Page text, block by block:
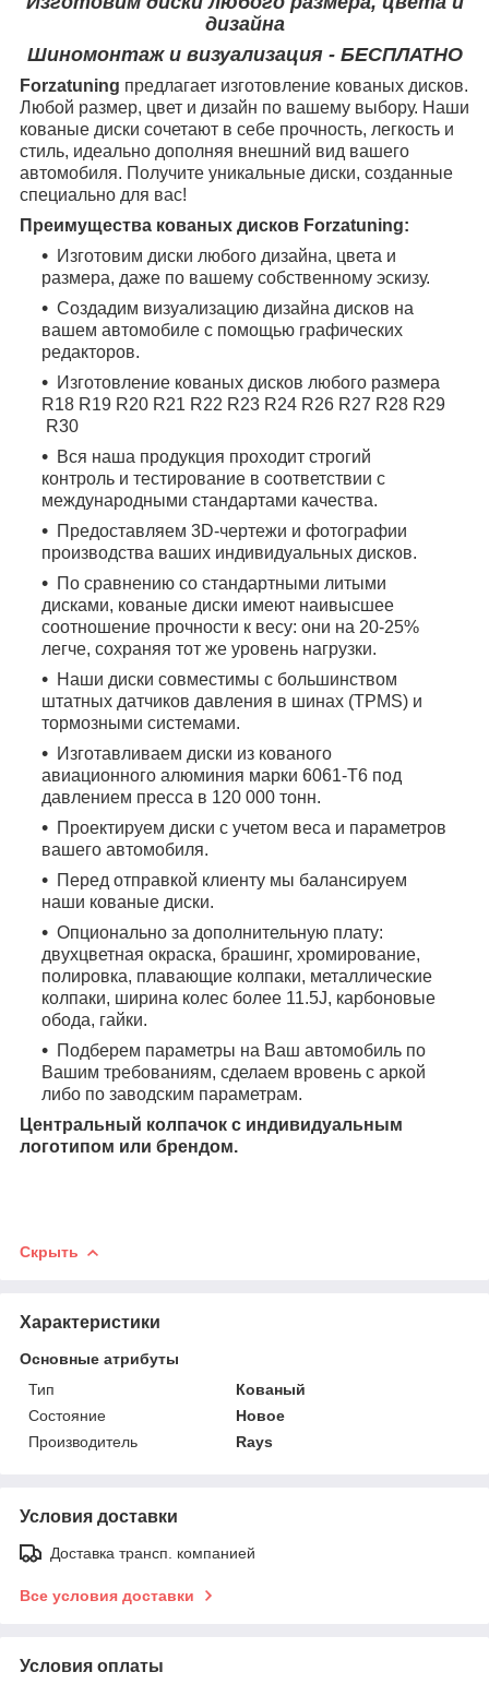
дизайна
Шиномонтаж и визуализация - БЕСПЛАТНО
Forzatuning предлагает изготовление кованых дисков.
Любой размер, цвет и дизайн по вашему выбору. Наши
кованые диски сочетают в себе прочность, легкость и
стиль, идеально дополняя внешний вид вашего
автомобиля. Получите уникальные диски, созданные
специально для вас!
Преимущества кованых дисков Forzatuning:
Изготовим диски любого дизайна, цвета и
размера, даже по вашему собственному эскизу.
Создадим визуализацию дизайна дисков на
вашем автомобиле с помощью графических
редакторов.
Изготовление кованых дисков любого размера
R18 R19 R20 R21 R22 R23 R24 R26 R27 R28 R29
R30
Вся наша продукция проходит строгий
контроль и тестирование в соответствии с
международными стандартами качества.
Предоставляем 3D-чертежи и фотографии
производства ваших индивидуальных дисков.
По сравнению со стандартными литыми
дисками, кованые диски имеют наивысшее
соотношение прочности к весу: они на 20-25%
легче, сохраняя тот же уровень нагрузки.
Наши диски совместимы с большинством
штатных датчиков давления в шинах (TPMS) и
тормозными системами.
Изготавливаем диски из кованого
авиационного алюминия марки 6061-T6 под
давлением пресса в 120 000 тонн.
Проектируем диски с учетом веса и параметров
вашего автомобиля.
Перед отправкой клиенту мы балансируем
наши кованые диски.
Опционально за дополнительную плату:
двухцветная окраска, брашинг, хромирование,
полировка, плавающие колпаки, металлические
колпаки, ширина колес более 11.5J, карбоновые
обода, гайки.
Подберем параметры на Ваш автомобиль по
Вашим требованиям, сделаем вровень с аркой
либо по заводским параметрам.
Центральный колпачок с индивидуальным
логотипом или брендом.
Скрыть
Характеристики
Основные атрибуты
Тип
Кованый
Состояние
Новое
Производитель
Rays
Условия доставки
Доставка трансп. компанией
Все условия доставки
Условия оплаты